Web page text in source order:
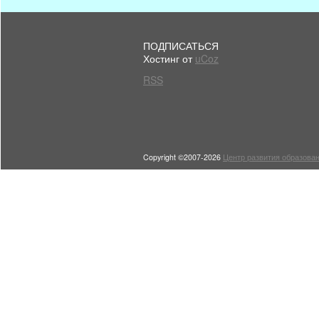
ПОДПИСАТЬСЯ
Хостинг от uCoz
RSS
Copyright ©2007-2026 Центр развития